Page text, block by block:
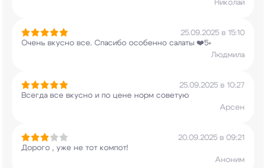
Николай
25.09.2025 в 15:10
Очень вкусно все. Спасибо особенно салаты ❤️5+
Людмила
25.09.2025 в 10:27
Всегда все вкусно и по цене норм советую
Арсен
20.09.2025 в 09:21
Дорого , уже не тот компот!
Аноним